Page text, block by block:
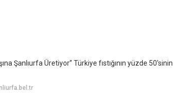
Şanlıurfa Üretiyor” Türkiye fıstığının yüzde 50'sinin